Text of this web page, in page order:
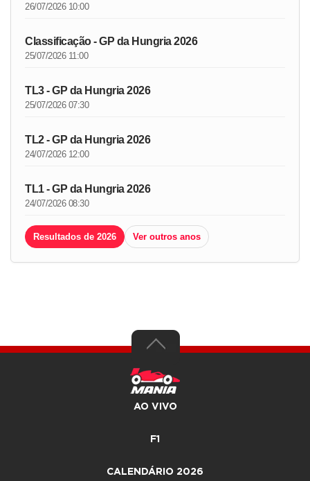
26/07/2026 10:00
Classificação - GP da Hungria 2026
25/07/2026 11:00
TL3 - GP da Hungria 2026
25/07/2026 07:30
TL2 - GP da Hungria 2026
24/07/2026 12:00
TL1 - GP da Hungria 2026
24/07/2026 08:30
Resultados de 2026 Ver outros anos
AO VIVO
F1
CALENDÁRIO 2026